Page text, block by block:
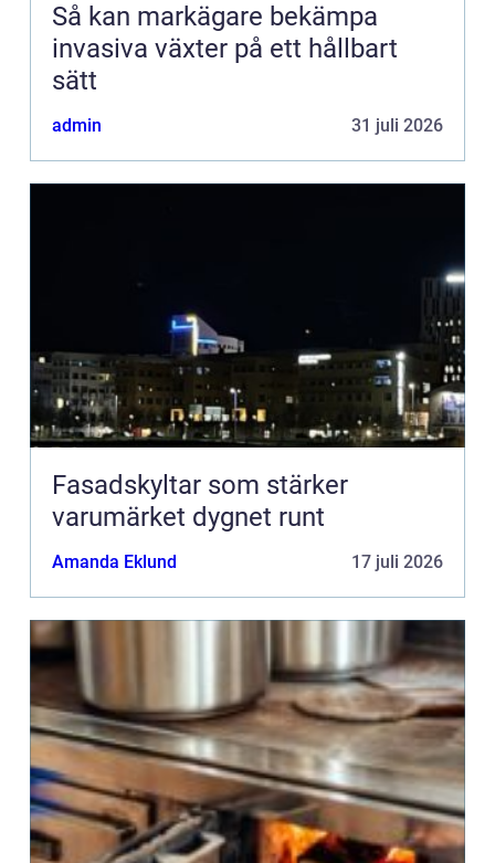
Så kan markägare bekämpa
invasiva växter på ett hållbart
sätt
admin 31 juli 2026
Fasadskyltar som stärker
varumärket dygnet runt
Amanda Eklund 17 juli 2026